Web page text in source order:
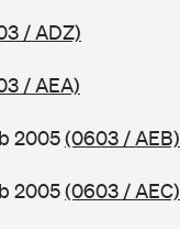
/ ADZ)
/ AEA)
2005(0603 / AEB)
2005(0603 / AEC)